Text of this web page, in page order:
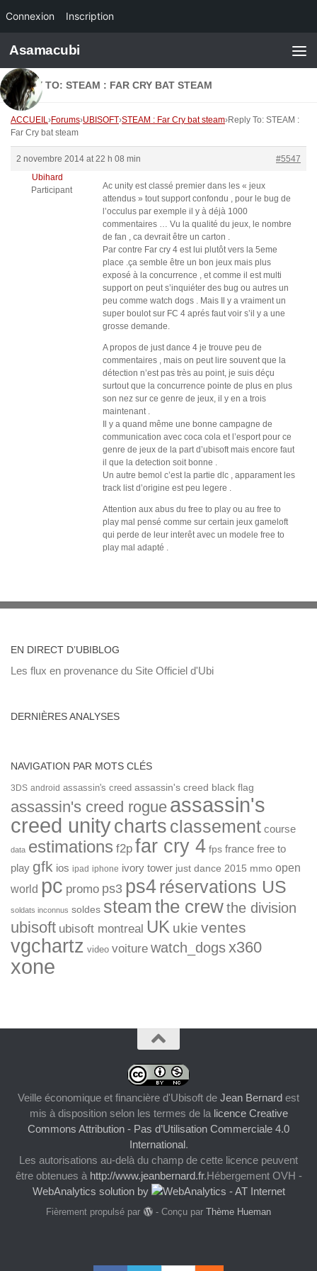
Connexion Inscription
Skip to content
Asamacubi
REPLY TO: STEAM : FAR CRY BAT STEAM
ACCUEIL›Forums›UBISOFT›STEAM : Far Cry bat steam›Reply To: STEAM :
Far Cry bat steam
2 novembre 2014 at 22 h 08 min
#5547
Ubihard
Participant
Ac unity est classé premier dans les « jeux
attendus » tout support confondu , pour le bug de
l’occulus par exemple il y à déjà 1000
commentaires … Vu la qualité du jeux, le nombre
de fan , ca devrait être un carton .
Par contre Far cry 4 est lui plutôt vers la 5eme
place .ça semble être un bon jeux mais plus
exposé à la concurrence , et comme il est multi
support on peut s’inquiéter des bug ou autres un
peu comme watch dogs . Mais Il y a vraiment un
super boulot sur FC 4 aprés faut voir s’il y a une
grosse demande.
A propos de just dance 4 je trouve peu de
commentaires , mais on peut lire souvent que la
détection n’est pas très au point, je suis déçu
surtout que la concurrence pointe de plus en plus
son nez sur ce genre de jeux, il y en a trois
maintenant .
Il y a quand même une bonne campagne de
communication avec coca cola et l’esport pour ce
genre de jeux de la part d’ubisoft mais encore faut
il que la detection soit bonne .
Un autre bemol c’est la partie dlc , apparament les
track list d’origine est peu legere .
Attention aux abus du free to play ou au free to
play mal pensé comme sur certain jeux gameloft
qui perde de leur interêt avec un modele free to
play mal adapté .
EN DIRECT D’UBIBLOG
Les flux en provenance du Site Officiel d'Ubi
DERNIÈRES ANALYSES
NAVIGATION PAR MOTS CLÉS
3DS android assassin's creed assassin's creed black flag
assassin's creed rogue assassin's
creed unitycharts classement course
data estimations f2p far cry 4 fps france free to
play gfk ios ipad iphone ivory tower just dance 2015 mmo open
world pc promo ps3 ps4réservations US
soldats inconnus soldes steamthe crewthe division
ubisoft ubisoft montreal UK ukie ventes
vgchartz video voiture watch_dogsx360
xone
Veille économique et financière d'Ubisoft de Jean Bernard est
mis à disposition selon les termes de la licence Creative
Commons Attribution - Pas d’Utilisation Commerciale 4.0
International.
Les autorisations au-delà du champ de cette licence peuvent
être obtenues à http://www.jeanbernard.fr.Hébergement OVH -
WebAnalytics solution by
Fièrement propulsé par - Conçu par Thème Hueman